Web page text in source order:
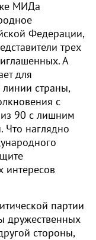
же МИДа
Федерации,
трех
А
для
страны,
с
из 90 с лишним
Что наглядно
интересов
партии
дружественных
стороны,